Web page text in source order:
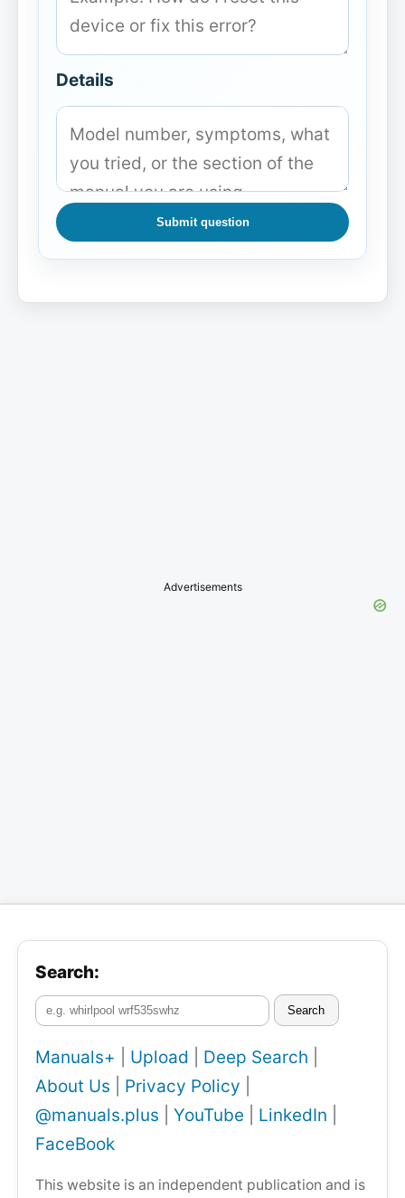
Details
Submit question
Advertisements
Search:
Search
Manuals+ Upload Deep Search
About Us
Privacy Policy
@manuals.plus
YouTube LinkedIn
FaceBook
This website is an independent publication and is